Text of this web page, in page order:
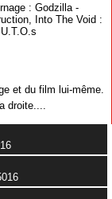
: Godzilla -
Into The Void :
et du film lui-même.
droite....